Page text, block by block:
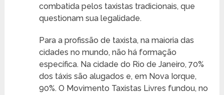
combatida pelos taxistas tradicionais, que
questionam sua legalidade.
Para a profissão de taxista, na maioria das
cidades no mundo, não há formação
específica. Na cidade do Rio de Janeiro, 70%
dos táxis são alugados e, em Nova Iorque,
90%. O Movimento Taxistas Livres fundou, no